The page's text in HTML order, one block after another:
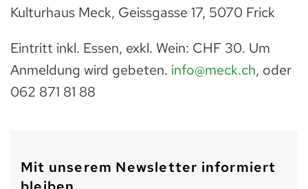
Kulturhaus Meck, Geissgasse 17, 5070 Frick
Eintritt inkl. Essen, exkl. Wein: CHF 30. Um
Anmeldung wird gebeten. info@meck.ch, oder
062 871 81 88
Mit unserem Newsletter informiert